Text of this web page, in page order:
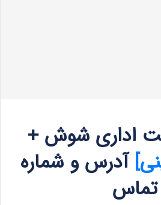
اداری شوش +
آدرس و شماره
تماس